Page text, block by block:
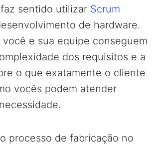
sentido utilizar Scrum
de hardware.
você e sua equipe conseguem
dos requisitos e a
o que exatamente o cliente
vocês podem atender
processo de fabricação no